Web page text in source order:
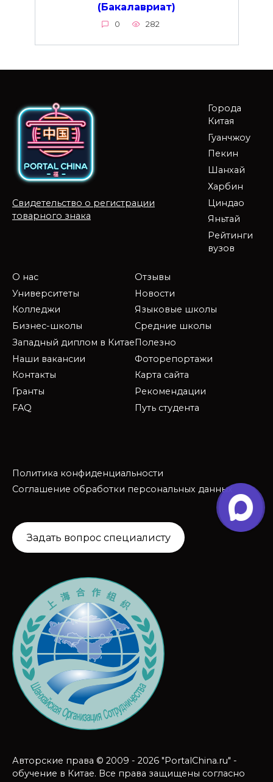
(Бакалавриат)
0 282
Свидетельство о регистрации
товарного знака
Города
Китая
Гуанчжоу
Пекин
Шанхай
Харбин
Циндао
Яньтай
Рейтинги
вузов
О нас
Университеты
Колледжи
Бизнес-школы
Западный диплом в Китае
Наши вакансии
Контакты
Гранты
FAQ
Отзывы
Новости
Языковые школы
Средние школы
Полезно
Фоторепортажи
Карта сайта
Рекомендации
Путь студента
Политика конфиденциальности
Соглашение обработки персональных данных
Задать вопрос специалисту
Авторские права © 2009 - 2026 "PortalChina.ru" -
обучение в Китае. Все права защищены согласно